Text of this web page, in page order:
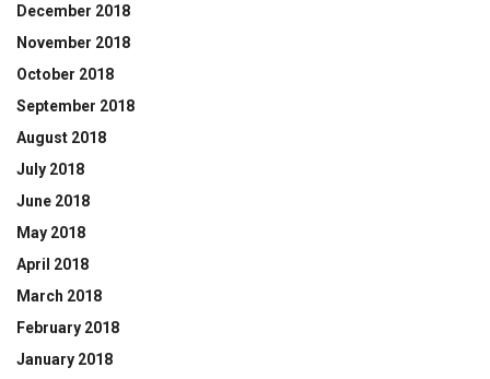
December 2018
November 2018
October 2018
September 2018
August 2018
July 2018
June 2018
May 2018
April 2018
March 2018
February 2018
January 2018